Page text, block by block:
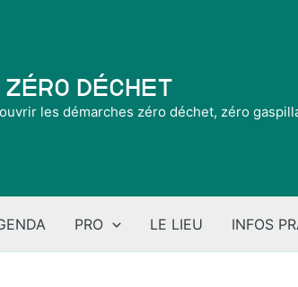
Zéro Déchet
les démarches zéro déchet, zéro
PRO LE LIEU INFOS